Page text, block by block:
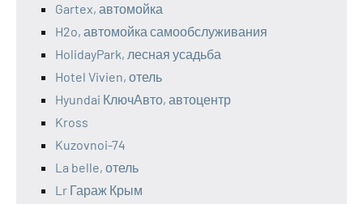
Gartex, автомойка
H2o, автомойка самообслуживания
HolidayPark, лесная усадьба
Hotel Vivien, отель
Hyundai КлючАвто, автоцентр
Kross
Kuzovnoi-74
La belle, отель
Lr Гараж Крым